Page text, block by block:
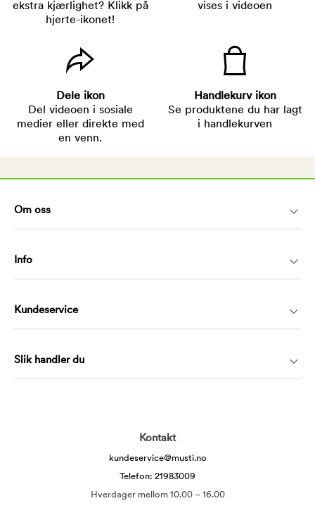
ekstra kjærlighet? Klikk på
hjerte-ikonet!
vises i videoen
Dele ikon
Del videoen i sosiale
medier eller direkte med
en venn.
Handlekurv ikon
Se produktene du har lagt
i handlekurven
Om oss
Info
Kundeservice
Slik handler du
Kontakt
kundeservice@musti.no
Telefon: 21983009
Hverdager mellom 10.00 – 16.00